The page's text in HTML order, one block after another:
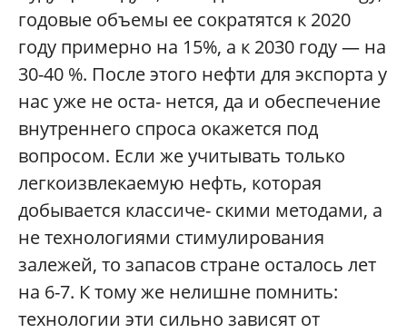
годовые объемы ее сократятся к 2020
году примерно на 15%, а к 2030 году — на
30-40 %. После этого нефти для экспорта у
нас уже не оста- нется, да и обеспечение
внутреннего спроса окажется под
вопросом. Если же учитывать только
легкоизвлекаемую нефть, которая
добывается классиче- скими методами, а
не технологиями стимулирования
залежей, то запасов стране осталось лет
на 6-7. К тому же нелишне помнить:
технологии эти сильно зависят от